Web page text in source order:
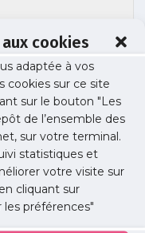
cookies
adaptée à vos
cookies sur ce site
sur le bouton "Les
de l’ensemble des
sur votre terminal.
statistiques et
votre visite sur
cliquant sur
préférences"
uspo